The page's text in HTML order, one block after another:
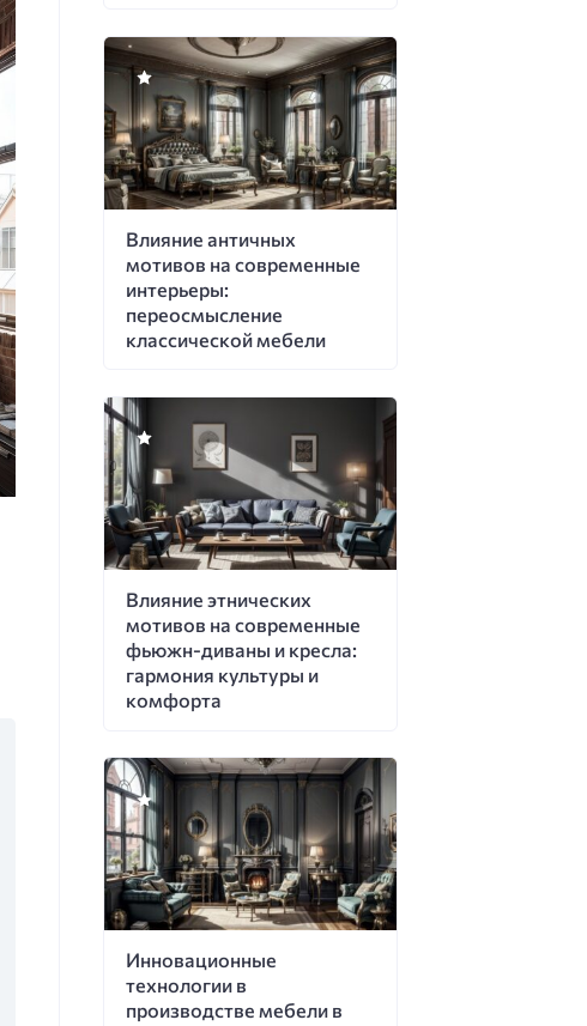
Влияние античных
мотивов на современные
интерьеры:
переосмысление
классической мебели
Влияние этнических
мотивов на современные
фьюжн-диваны и кресла:
гармония культуры и
комфорта
Инновационные
технологии в
производстве мебели в